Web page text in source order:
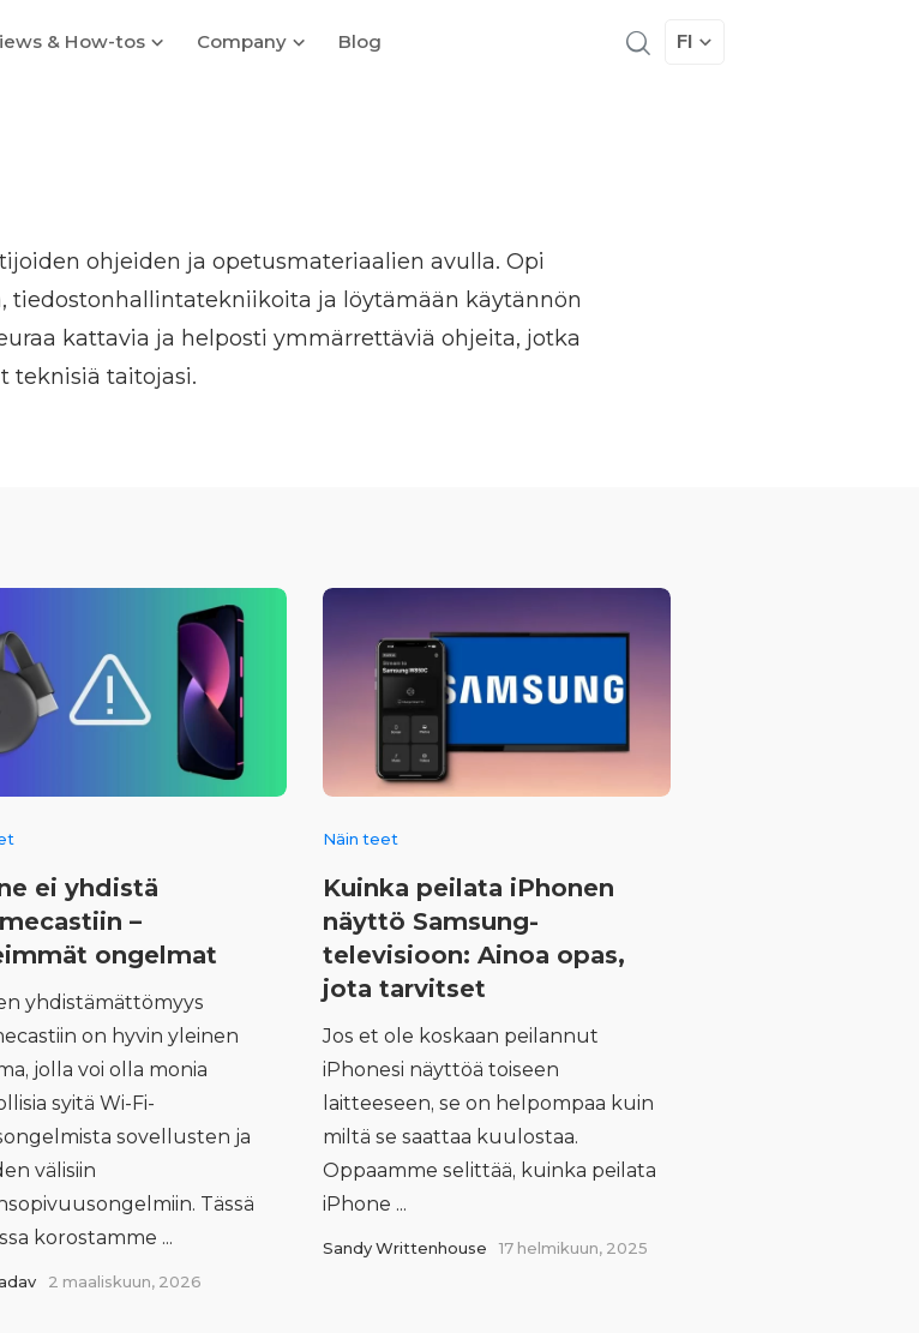
& How-tos Company Blog FI
ohjeiden ja opetusmateriaalien avulla. Opi
tiedostonhallintatekniikoita ja löytämään käytännön
kattavia ja helposti ymmärrettäviä ohjeita, jotka
teknisiä taitojasi.
ei yhdistä
–
ongelmat
yhdistämättömyys
on hyvin yleinen
jolla voi olla monia
syitä Wi‑Fi-
sovellusten ja
välisiin
Tässä
korostamme ...
2 maaliskuun, 2026
Näin teet
Kuinka peilata iPhonen
näyttö Samsung-
televisioon: Ainoa opas,
jota tarvitset
Jos et ole koskaan peilannut
iPhonesi näyttöä toiseen
laitteeseen, se on helpompaa kuin
miltä se saattaa kuulostaa.
Oppaamme selittää, kuinka peilata
iPhone ...
Sandy Writtenhouse 17 helmikuun, 2025